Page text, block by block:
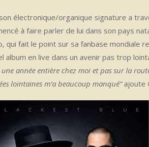
électronique/organique signature a
à faire parler de lui dans son pays
qui fait le point sur sa fanbase mondiale
album en live dans un avenir pas trop
une année entière chez moi et pas sur la
lointaines m’a beaucoup manqué”ajoute